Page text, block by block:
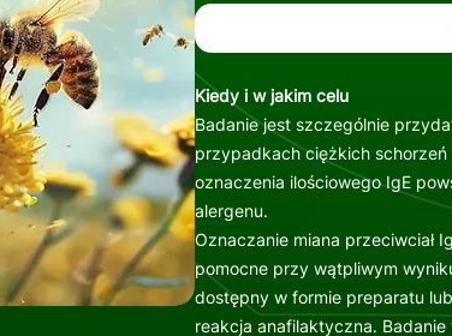
Kiedy i w jakim celu
Badanie jest szczególnie
przypadkach ciężkich schorzeń
oznaczenia ilościowego IgE
alergenu.
Oznaczanie miana przeciwciał
pomocne przy wątpliwym
dostępny w formie preparatu
reakcja anafilaktyczna.